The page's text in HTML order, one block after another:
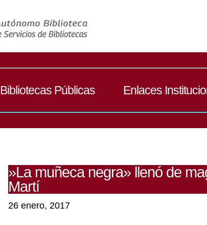
Bibliotecas Públicas Enlaces
»La muñeca negra» llenó de
Martí
26 enero, 2017